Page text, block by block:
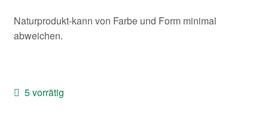
Naturprodukt-kann von Farbe und Form minimal
abweichen.
5 vorrätig